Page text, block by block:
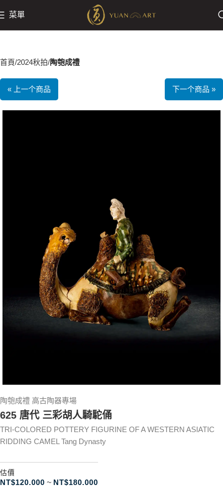
菜單
首頁 2024秋拍 陶匏成禮
« 上一个商品 下一个商品 »
陶匏成禮 高古陶器專場
625 唐代 三彩胡人騎駝俑
TRI-COLORED POTTERY FIGURINE OF A WESTERN ASIATIC
RIDDING CAMEL Tang Dynasty
估價
NT$120.000 ~ NT$180.000